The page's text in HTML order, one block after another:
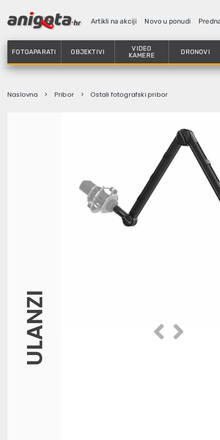
Artikli na akciji Novo u ponudi
FOTOAPARATI OBJEKTIVI
VIDEO
KAMERE
DRONOVI
Naslovna Pribor Ostali fotografski pribor
ULANZI PrethodnaSlijedeća